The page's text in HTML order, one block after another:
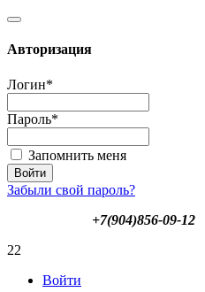
Авторизация
Логин*
Пароль*
Запомнить меня
Забыли свой пароль?
+7(904)856-09-12
22
Войти